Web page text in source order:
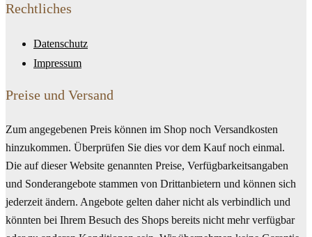
Rechtliches
Datenschutz
Impressum
Preise und Versand
Zum angegebenen Preis können im Shop noch Versandkosten
hinzukommen. Überprüfen Sie dies vor dem Kauf noch einmal.
Die auf dieser Website genannten Preise, Verfügbarkeitsangaben
und Sonderangebote stammen von Drittanbietern und können sich
jederzeit ändern. Angebote gelten daher nicht als verbindlich und
könnten bei Ihrem Besuch des Shops bereits nicht mehr verfügbar